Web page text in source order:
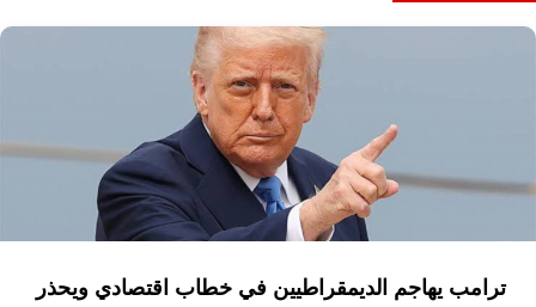
ترامب يهاجم الديمقراطيين في خطاب اقتصادي ويحذر